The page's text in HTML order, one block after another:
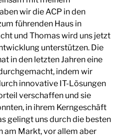
wir die ACP in den
führenden Haus in
und Thomas wird uns jetzt
unterstützen. Die
in den letzten Jahren eine
indem wir
innovative IT-Lösungen
verschaffen und sie
in ihrem Kerngeschäft
gelingt uns durch die besten
am Markt, vor allem aber